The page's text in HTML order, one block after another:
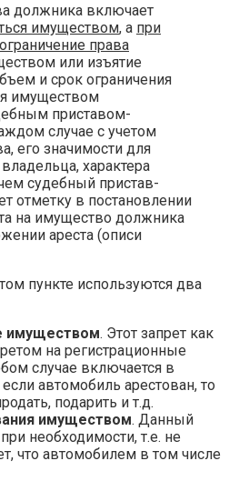
должника включает
имуществом, а при
права
или изъятие
и срок ограничения
имуществом
приставом-
случае с учетом
его значимости для
характера
судебный пристав-
отметку в постановлении
на имущество должника
ареста (описи
пункте используются два
имуществом. Этот запрет как
на регистрационные
случае включается в
если автомобиль арестован, то
подарить и т.д.
имуществом. Данный
необходимости, т.е. не
что автомобилем в том числе